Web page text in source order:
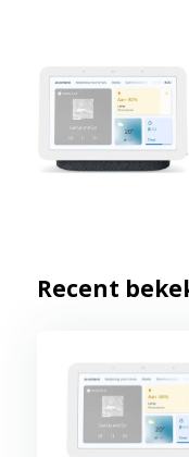
diensten
gezondere
heeft een
Dit zorgt voor extra
Naadloze
Recent